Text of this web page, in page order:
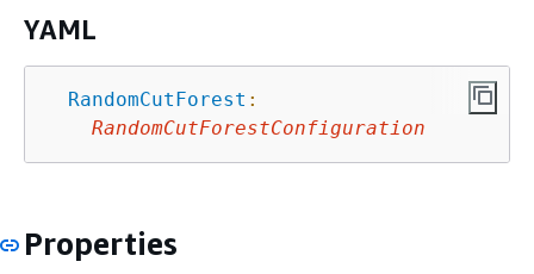
YAML
RandomCutForest :
RandomCutForestConfiguration
Properties